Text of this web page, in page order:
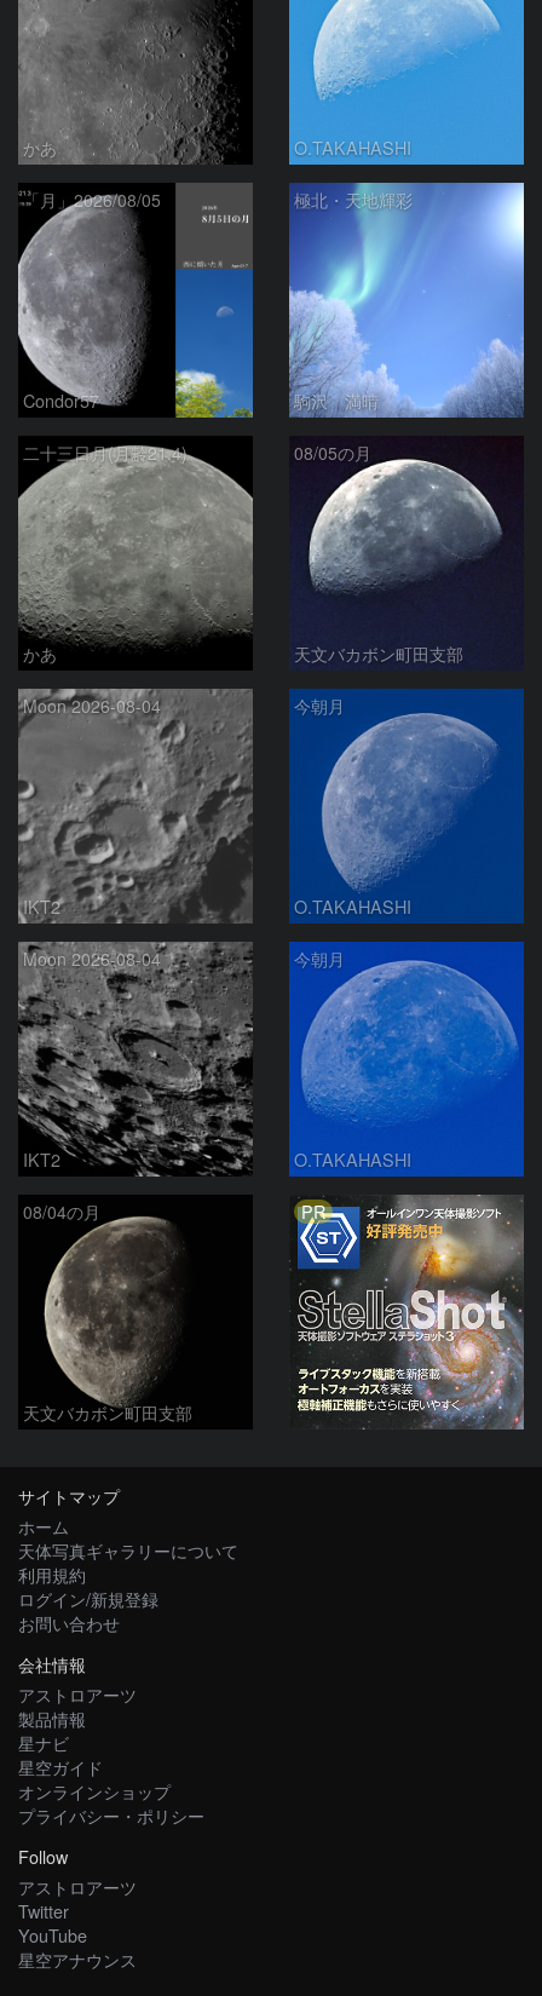
かあ O.TAKAHASHI
「月」2026/08/05
Condor57
極北・天地輝彩
駒沢 満晴
二十三日月(月齢21.4)
かあ
08/05の月
天文バカボン町田支部
Moon 2026-08-04
IKT2
今朝月
O.TAKAHASHI
Moon 2026-08-04
IKT2
今朝月
O.TAKAHASHI
08/04の月
天文バカボン町田支部
PR
サイトマップ
ホーム
天体写真ギャラリーについて
利用規約
ログイン/新規登録
お問い合わせ
会社情報
アストロアーツ
製品情報
星ナビ
星空ガイド
オンラインショップ
プライバシー・ポリシー
Follow
アストロアーツ
Twitter
YouTube
星空アナウンス